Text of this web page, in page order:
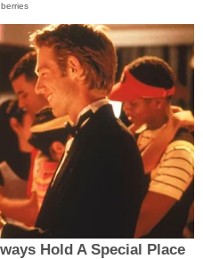
Hold A Special Place